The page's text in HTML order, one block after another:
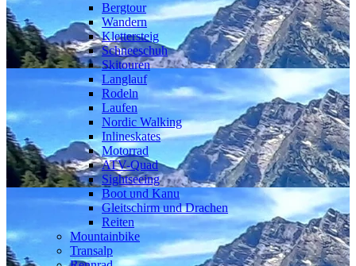
Bergtour
Wandern
Klettersteig
Schneeschuh
Skitouren
Langlauf
Rodeln
Laufen
Nordic Walking
Inlineskates
Motorrad
ATV-Quad
Sightseeing
Boot und Kanu
Gleitschirm und Drachen
Reiten
Mountainbike
Transalp